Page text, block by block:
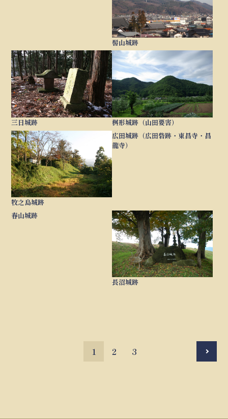
髻山城跡
三日城跡 桝形城跡（山田要害）
牧之島城跡
広田城跡（広田砦跡・東昌寺・昌
龍寺）
春山城跡
長沼城跡
1 2 3 次へ